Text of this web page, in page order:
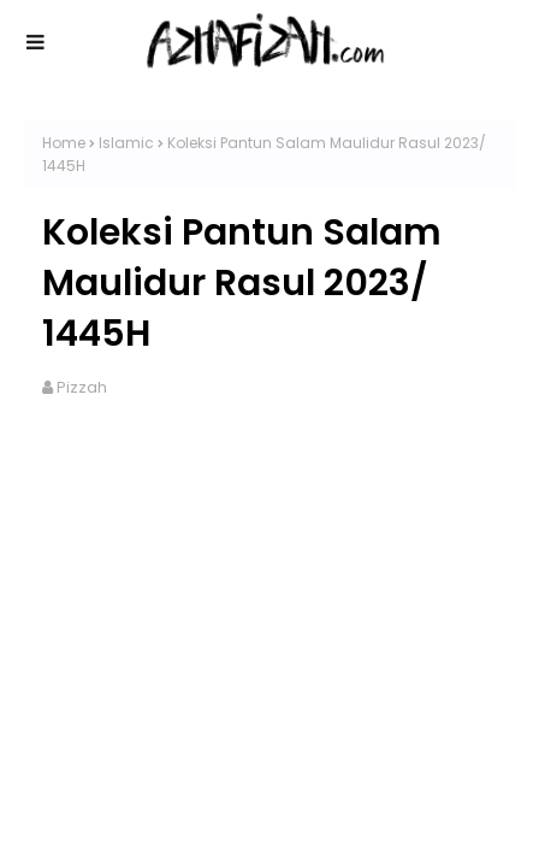
Home Islamic
Koleksi Pantun Salam Maulidur Rasul 2023/
1445H
Koleksi Pantun Salam
Maulidur Rasul 2023/
1445H
Pizzah